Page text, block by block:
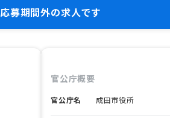
応募期間外の求人です
官公庁概要
官公庁名 成田市役所